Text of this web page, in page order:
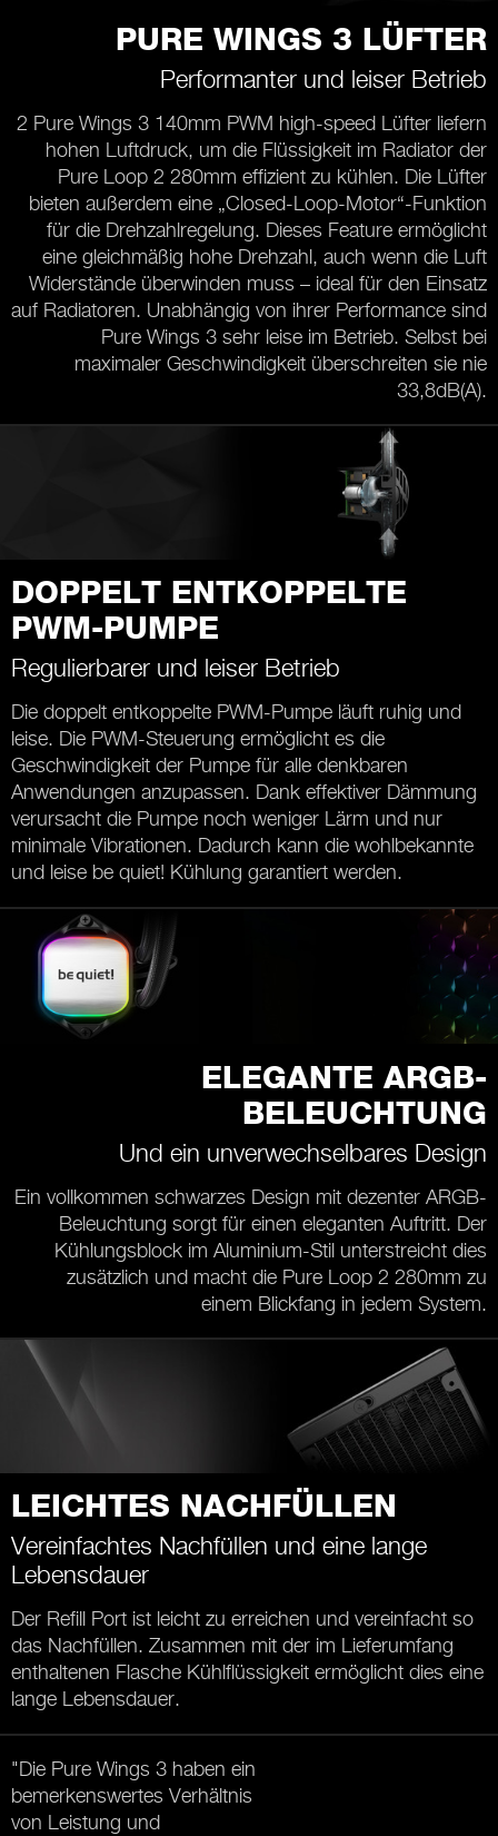
PURE WINGS 3 LÜFTER
Performanter und leiser Betrieb
2 Pure Wings 3 140mm PWM high-speed Lüfter liefern
hohen Luftdruck, um die Flüssigkeit im Radiator der
Pure Loop 2 280mm effizient zu kühlen. Die Lüfter
bieten außerdem eine „Closed-Loop-Motor“-Funktion
für die Drehzahlregelung. Dieses Feature ermöglicht
eine gleichmäßig hohe Drehzahl, auch wenn die Luft
Widerstände überwinden muss – ideal für den Einsatz
auf Radiatoren. Unabhängig von ihrer Performance sind
Pure Wings 3 sehr leise im Betrieb. Selbst bei
maximaler Geschwindigkeit überschreiten sie nie
33,8dB(A).
DOPPELT ENTKOPPELTE
PWM-PUMPE
Regulierbarer und leiser Betrieb
Die doppelt entkoppelte PWM-Pumpe läuft ruhig und
leise. Die PWM-Steuerung ermöglicht es die
Geschwindigkeit der Pumpe für alle denkbaren
Anwendungen anzupassen. Dank effektiver Dämmung
verursacht die Pumpe noch weniger Lärm und nur
minimale Vibrationen. Dadurch kann die wohlbekannte
und leise be quiet! Kühlung garantiert werden.
ELEGANTE ARGB-
BELEUCHTUNG
Und ein unverwechselbares Design
Ein vollkommen schwarzes Design mit dezenter ARGB-
Beleuchtung sorgt für einen eleganten Auftritt. Der
Kühlungsblock im Aluminium-Stil unterstreicht dies
zusätzlich und macht die Pure Loop 2 280mm zu
einem Blickfang in jedem System.
LEICHTES NACHFÜLLEN
Vereinfachtes Nachfüllen und eine lange
Lebensdauer
Der Refill Port ist leicht zu erreichen und vereinfacht so
das Nachfüllen. Zusammen mit der im Lieferumfang
enthaltenen Flasche Kühlflüssigkeit ermöglicht dies eine
lange Lebensdauer.
"Die Pure Wings 3 haben ein
bemerkenswertes Verhältnis
von Leistung und